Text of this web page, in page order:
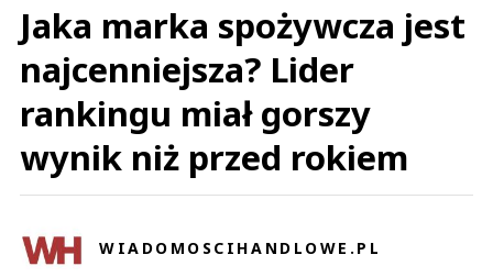
Jaka marka spożywcza jest
najcenniejsza? Lider
rankingu miał gorszy
wynik niż przed rokiem
WIADOMOSCIHANDLOWE.PL